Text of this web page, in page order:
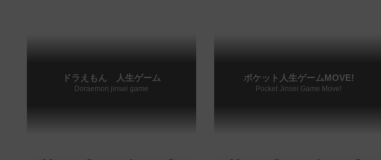
ドラえもん 人生ゲーム
Doraemon jinsei game
ポケット人生ゲームMOVE!
Pocket Jinsei Game Move!